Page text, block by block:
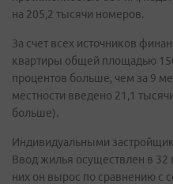
на 205,2 тысячи номеров.
За счет всех источников
квартиры общей площадью
процентов больше, чем за 9
местности введено 21,1
больше).
Индивидуальными
Ввод жилья осуществлен в 32
них он вырос по сравнению с